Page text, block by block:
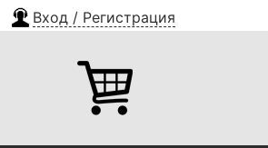
Вход / Регистрация